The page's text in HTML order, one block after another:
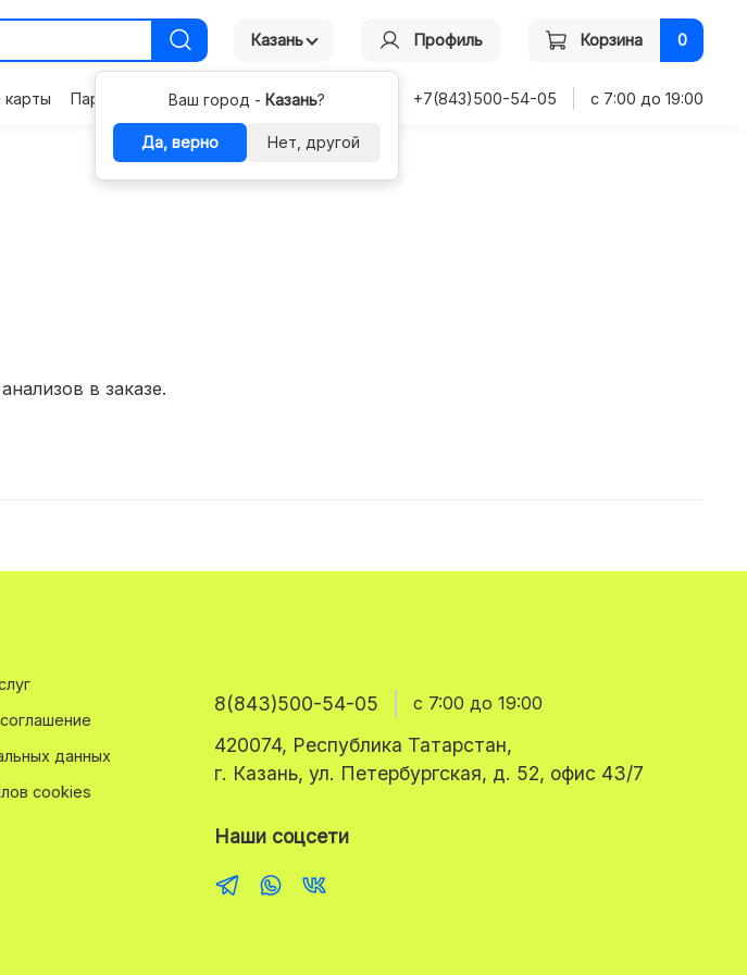
Казань
Ваш город - Казань?
Да, верно Нет, другой
Профиль Корзина 0
Партнерам Контакты +7(843)500-54-05 с 7:00 до 19:00
в заказе.
данных
cookies
8(843)500-54-05 с 7:00 до 19:00
420074, Республика Татарстан,
г. Казань, ул. Петербургская, д. 52, офис 43/7
Наши соцсети